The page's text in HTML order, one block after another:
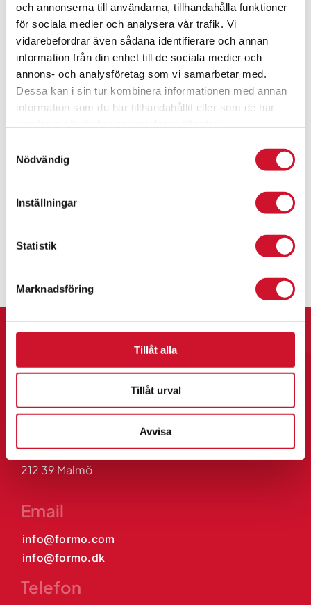
och annonserna till användarna, tillhandahålla funktioner
för sociala medier och analysera vår trafik. Vi
vidarebefordrar även sådana identifierare och annan
information från din enhet till de sociala medier och
annons- och analysföretag som vi samarbetar med.
Dessa kan i sin tur kombinera informationen med annan
information som du har tillhandahållit eller som de har
Nödvändig
Inställningar
Statistik
Marknadsföring
Tillåt alla
Tillåt urval
Avvisa
Formo Sport & Promotion AB
Cederströmsgatan 1
212 39 Malmö
Email
info@formo.com
info@formo.dk
Telefon